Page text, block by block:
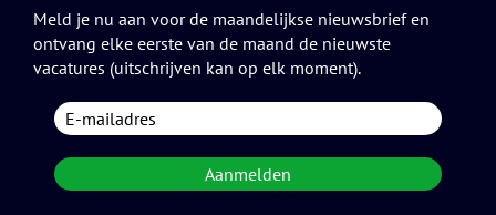
Meld je nu aan voor de maandelijkse nieuwsbrief en
ontvang elke eerste van de maand de nieuwste
vacatures (uitschrijven kan op elk moment).